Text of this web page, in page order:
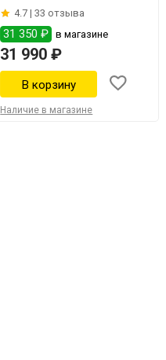
4.7 |33 отзыва
31 350 ₽ в магазине
31 990 ₽
Наличие в магазине